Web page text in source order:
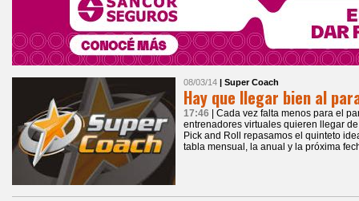
08/03/14 | Super Coach
Hay que llegar bien al
17:46
| Cada vez falta menos para el
entrenadores virtuales quieren llegar
Pick and Roll repasamos el quinteto
tabla mensual, la anual y la próxima